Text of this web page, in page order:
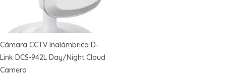
Cámara CCTV Inalámbrica D-
Link DCS-942L Day/Night Cloud
Camera